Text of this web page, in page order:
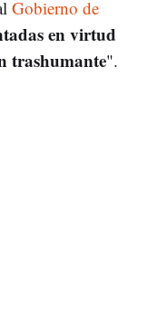
Gobierno de
en virtud
trashumante".